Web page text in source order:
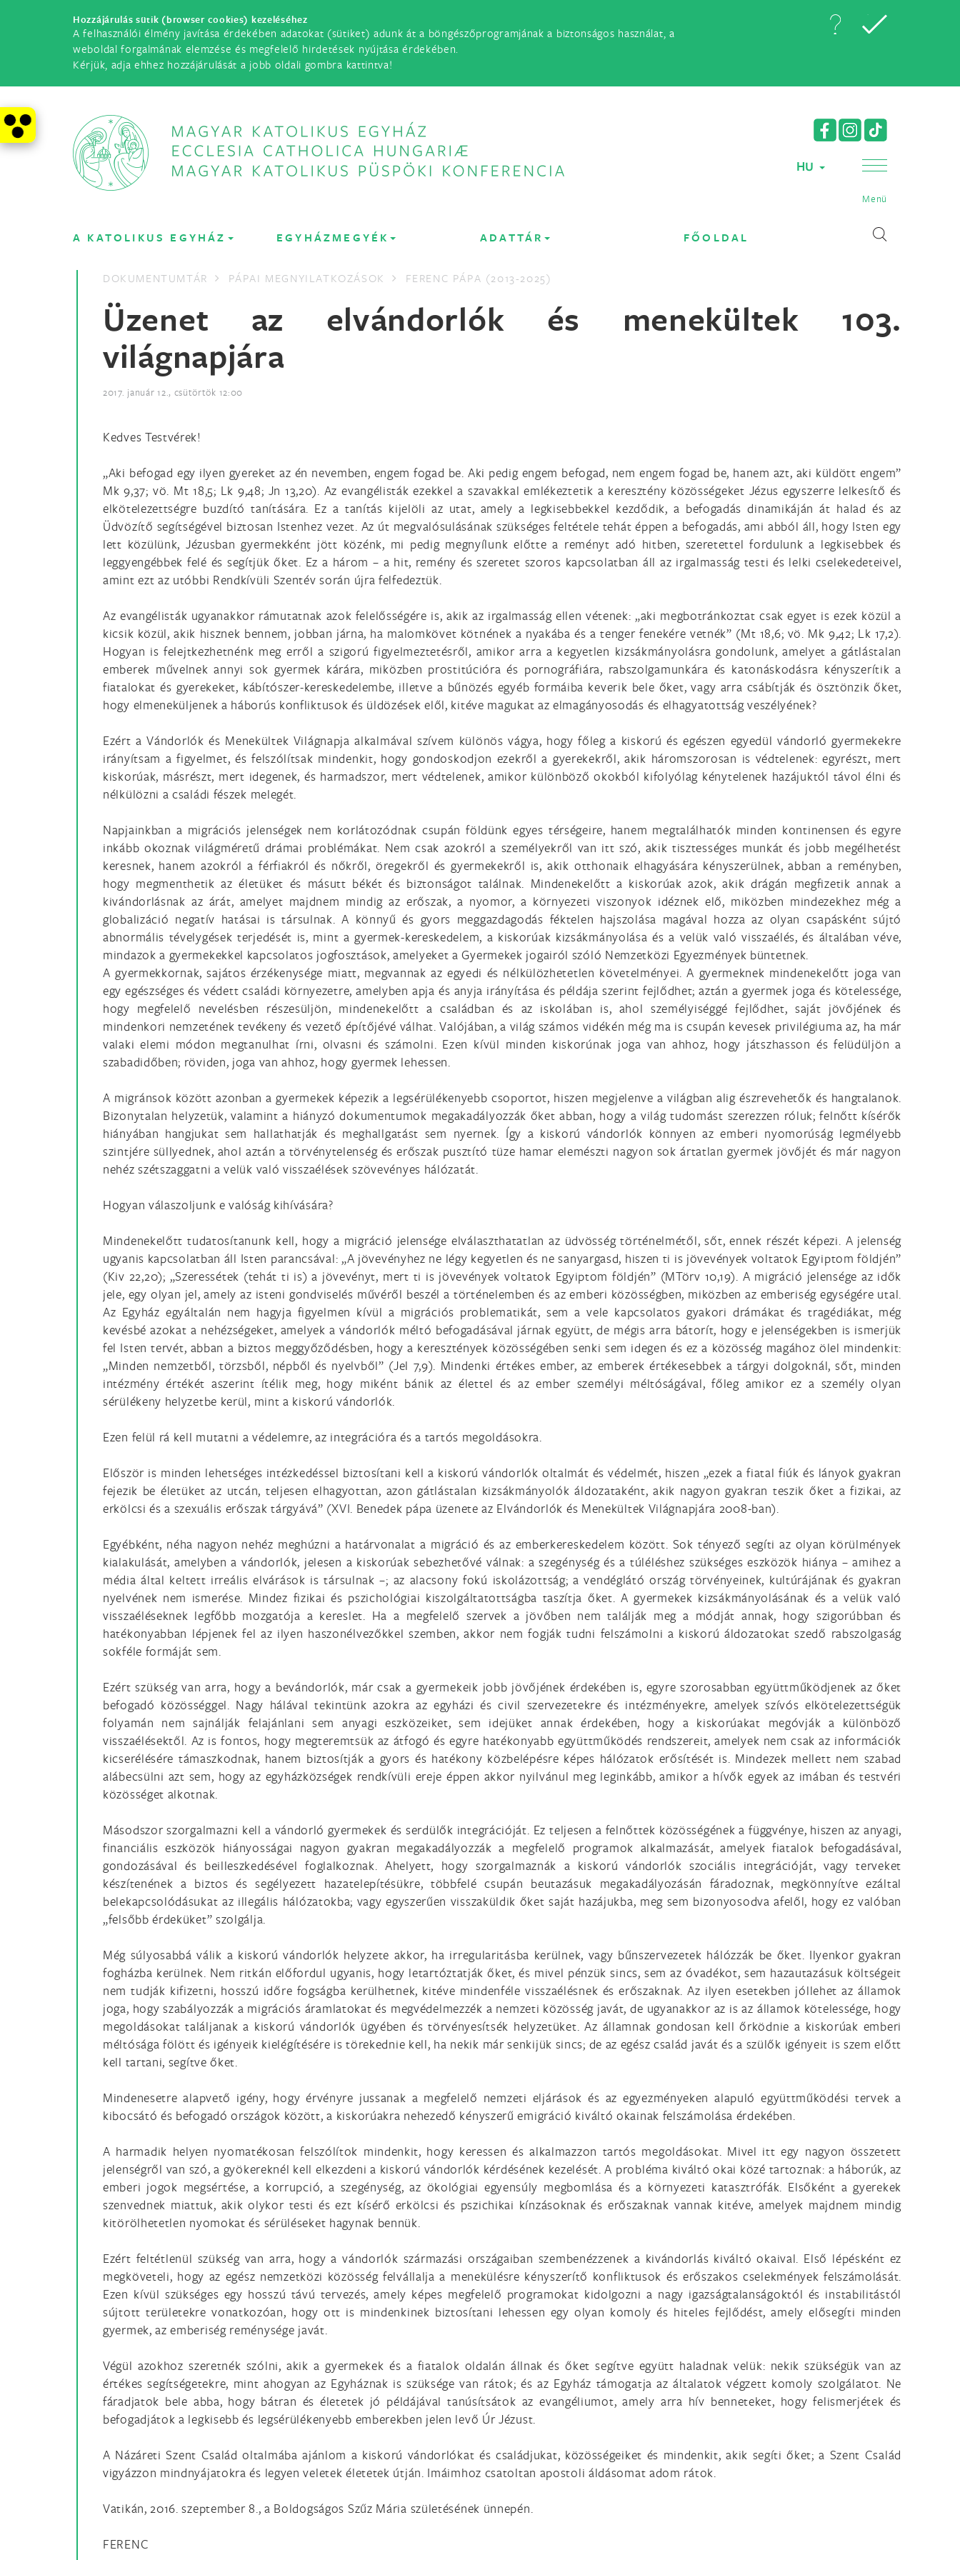
Hozzájárulás sütik (browser cookies) kezeléséhez
A felhasználói élmény javítása érdekében adatokat (sütiket) adunk át a böngészőprogramjának a biztonságos használat, a
weboldal forgalmának elemzése és megfelelő hirdetések nyújtása érdekében.
Kérjük, adja ehhez hozzájárulását a jobb oldali gombra kattintva!
HU
Menü
A KATOLIKUS EGYHÁZ EGYHÁZMEGYÉK ADATTÁR FŐOLDAL
DOKUMENTUMTÁR PÁPAI MEGNYILATKOZÁSOK FERENC PÁPA (2013-2025)
Üzenet az elvándorlók és menekültek 103.
világnapjára
2017. január 12., csütörtök 12:00
Kedves Testvérek!
„Aki befogad egy ilyen gyereket az én nevemben, engem fogad be. Aki pedig engem befogad, nem engem fogad be, hanem azt, aki küldött engem”
Mk 9,37; vö. Mt 18,5; Lk 9,48; Jn 13,20). Az evangélisták ezekkel a szavakkal emlékeztetik a keresztény közösségeket Jézus egyszerre lelkesítő és
elkötelezettségre buzdító tanítására. Ez a tanítás kijelöli az utat, amely a legkisebbekkel kezdődik, a befogadás dinamikáján át halad és az
Üdvözítő segítségével biztosan Istenhez vezet. Az út megvalósulásának szükséges feltétele tehát éppen a befogadás, ami abból áll, hogy Isten egy
lett közülünk, Jézusban gyermekként jött közénk, mi pedig megnyílunk előtte a reményt adó hitben, szeretettel fordulunk a legkisebbek és
leggyengébbek felé és segítjük őket. Ez a három – a hit, remény és szeretet szoros kapcsolatban áll az irgalmasság testi és lelki cselekedeteivel,
amint ezt az utóbbi Rendkívüli Szentév során újra felfedeztük.
Az evangélisták ugyanakkor rámutatnak azok felelősségére is, akik az irgalmasság ellen vétenek: „aki megbotránkoztat csak egyet is ezek közül a
kicsik közül, akik hisznek bennem, jobban járna, ha malomkövet kötnének a nyakába és a tenger fenekére vetnék” (Mt 18,6; vö. Mk 9,42; Lk 17,2).
Hogyan is felejtkezhetnénk meg erről a szigorú figyelmeztetésről, amikor arra a kegyetlen kizsákmányolásra gondolunk, amelyet a gátlástalan
emberek művelnek annyi sok gyermek kárára, miközben prostitúcióra és pornográfiára, rabszolgamunkára és katonáskodásra kényszerítik a
fiatalokat és gyerekeket, kábítószer-kereskedelembe, illetve a bűnözés egyéb formáiba keverik bele őket, vagy arra csábítják és ösztönzik őket,
hogy elmeneküljenek a háborús konfliktusok és üldözések elől, kitéve magukat az elmagányosodás és elhagyatottság veszélyének?
Ezért a Vándorlók és Menekültek Világnapja alkalmával szívem különös vágya, hogy főleg a kiskorú és egészen egyedül vándorló gyermekekre
irányítsam a figyelmet, és felszólítsak mindenkit, hogy gondoskodjon ezekről a gyerekekről, akik háromszorosan is védtelenek: egyrészt, mert
kiskorúak, másrészt, mert idegenek, és harmadszor, mert védtelenek, amikor különböző okokból kifolyólag kénytelenek hazájuktól távol élni és
nélkülözni a családi fészek melegét.
Napjainkban a migrációs jelenségek nem korlátozódnak csupán földünk egyes térségeire, hanem megtalálhatók minden kontinensen és egyre
inkább okoznak világméretű drámai problémákat. Nem csak azokról a személyekről van itt szó, akik tisztességes munkát és jobb megélhetést
keresnek, hanem azokról a férfiakról és nőkről, öregekről és gyermekekről is, akik otthonaik elhagyására kényszerülnek, abban a reményben,
hogy megmenthetik az életüket és másutt békét és biztonságot találnak. Mindenekelőtt a kiskorúak azok, akik drágán megfizetik annak a
kivándorlásnak az árát, amelyet majdnem mindig az erőszak, a nyomor, a környezeti viszonyok idéznek elő, miközben mindezekhez még a
globalizáció negatív hatásai is társulnak. A könnyű és gyors meggazdagodás féktelen hajszolása magával hozza az olyan csapásként sújtó
abnormális tévelygések terjedését is, mint a gyermek-kereskedelem, a kiskorúak kizsákmányolása és a velük való visszaélés, és általában véve,
mindazok a gyermekekkel kapcsolatos jogfosztások, amelyeket a Gyermekek jogairól szóló Nemzetközi Egyezmények büntetnek.
A gyermekkornak, sajátos érzékenysége miatt, megvannak az egyedi és nélkülözhetetlen követelményei. A gyermeknek mindenekelőtt joga van
egy egészséges és védett családi környezetre, amelyben apja és anyja irányítása és példája szerint fejlődhet; aztán a gyermek joga és kötelessége,
hogy megfelelő nevelésben részesüljön, mindenekelőtt a családban és az iskolában is, ahol személyiséggé fejlődhet, saját jövőjének és
mindenkori nemzetének tevékeny és vezető építőjévé válhat. Valójában, a világ számos vidékén még ma is csupán kevesek privilégiuma az, ha már
valaki elemi módon megtanulhat írni, olvasni és számolni. Ezen kívül minden kiskorúnak joga van ahhoz, hogy játszhasson és felüdüljön a
szabadidőben; röviden, joga van ahhoz, hogy gyermek lehessen.
A migránsok között azonban a gyermekek képezik a legsérülékenyebb csoportot, hiszen megjelenve a világban alig észrevehetők és hangtalanok.
Bizonytalan helyzetük, valamint a hiányzó dokumentumok megakadályozzák őket abban, hogy a világ tudomást szerezzen róluk; felnőtt kísérők
hiányában hangjukat sem hallathatják és meghallgatást sem nyernek. Így a kiskorú vándorlók könnyen az emberi nyomorúság legmélyebb
szintjére süllyednek, ahol aztán a törvénytelenség és erőszak pusztító tüze hamar elemészti nagyon sok ártatlan gyermek jövőjét és már nagyon
nehéz szétszaggatni a velük való visszaélések szövevényes hálózatát.
Hogyan válaszoljunk e valóság kihívására?
Mindenekelőtt tudatosítanunk kell, hogy a migráció jelensége elválaszthatatlan az üdvösség történelmétől, sőt, ennek részét képezi. A jelenség
ugyanis kapcsolatban áll Isten parancsával: „A jövevényhez ne légy kegyetlen és ne sanyargasd, hiszen ti is jövevények voltatok Egyiptom földjén”
(Kiv 22,20); „Szeressétek (tehát ti is) a jövevényt, mert ti is jövevények voltatok Egyiptom földjén” (MTörv 10,19). A migráció jelensége az idők
jele, egy olyan jel, amely az isteni gondviselés művéről beszél a történelemben és az emberi közösségben, miközben az emberiség egységére utal.
Az Egyház egyáltalán nem hagyja figyelmen kívül a migrációs problematikát, sem a vele kapcsolatos gyakori drámákat és tragédiákat, még
kevésbé azokat a nehézségeket, amelyek a vándorlók méltó befogadásával járnak együtt, de mégis arra bátorít, hogy e jelenségekben is ismerjük
fel Isten tervét, abban a biztos meggyőződésben, hogy a keresztények közösségében senki sem idegen és ez a közösség magához ölel mindenkit:
„Minden nemzetből, törzsből, népből és nyelvből” (Jel 7,9). Mindenki értékes ember, az emberek értékesebbek a tárgyi dolgoknál, sőt, minden
intézmény értékét aszerint ítélik meg, hogy miként bánik az élettel és az ember személyi méltóságával, főleg amikor ez a személy olyan
sérülékeny helyzetbe kerül, mint a kiskorú vándorlók.
Ezen felül rá kell mutatni a védelemre, az integrációra és a tartós megoldásokra.
Először is minden lehetséges intézkedéssel biztosítani kell a kiskorú vándorlók oltalmát és védelmét, hiszen „ezek a fiatal fiúk és lányok gyakran
fejezik be életüket az utcán, teljesen elhagyottan, azon gátlástalan kizsákmányolók áldozataként, akik nagyon gyakran teszik őket a fizikai, az
erkölcsi és a szexuális erőszak tárgyává” (XVI. Benedek pápa üzenete az Elvándorlók és Menekültek Világnapjára 2008-ban).
Egyébként, néha nagyon nehéz meghúzni a határvonalat a migráció és az emberkereskedelem között. Sok tényező segíti az olyan körülmények
kialakulását, amelyben a vándorlók, jelesen a kiskorúak sebezhetővé válnak: a szegénység és a túléléshez szükséges eszközök hiánya – amihez a
média által keltett irreális elvárások is társulnak –; az alacsony fokú iskolázottság; a vendéglátó ország törvényeinek, kultúrájának és gyakran
nyelvének nem ismerése. Mindez fizikai és pszichológiai kiszolgáltatottságba taszítja őket. A gyermekek kizsákmányolásának és a velük való
visszaéléseknek legfőbb mozgatója a kereslet. Ha a megfelelő szervek a jövőben nem találják meg a módját annak, hogy szigorúbban és
hatékonyabban lépjenek fel az ilyen haszonélvezőkkel szemben, akkor nem fogják tudni felszámolni a kiskorú áldozatokat szedő rabszolgaság
sokféle formáját sem.
Ezért szükség van arra, hogy a bevándorlók, már csak a gyermekeik jobb jövőjének érdekében is, egyre szorosabban együttműködjenek az őket
befogadó közösséggel. Nagy hálával tekintünk azokra az egyházi és civil szervezetekre és intézményekre, amelyek szívós elkötelezettségük
folyamán nem sajnálják felajánlani sem anyagi eszközeiket, sem idejüket annak érdekében, hogy a kiskorúakat megóvják a különböző
visszaélésektől. Az is fontos, hogy megteremtsük az átfogó és egyre hatékonyabb együttműködés rendszereit, amelyek nem csak az információk
kicserélésére támaszkodnak, hanem biztosítják a gyors és hatékony közbelépésre képes hálózatok erősítését is. Mindezek mellett nem szabad
alábecsülni azt sem, hogy az egyházközségek rendkívüli ereje éppen akkor nyilvánul meg leginkább, amikor a hívők egyek az imában és testvéri
közösséget alkotnak.
Másodszor szorgalmazni kell a vándorló gyermekek és serdülők integrációját. Ez teljesen a felnőttek közösségének a függvénye, hiszen az anyagi,
financiális eszközök hiányosságai nagyon gyakran megakadályozzák a megfelelő programok alkalmazását, amelyek fiatalok befogadásával,
gondozásával és beilleszkedésével foglalkoznak. Ahelyett, hogy szorgalmaznák a kiskorú vándorlók szociális integrációját, vagy terveket
készítenének a biztos és segélyezett hazatelepítésükre, többfelé csupán beutazásuk megakadályozásán fáradoznak, megkönnyítve ezáltal
belekapcsolódásukat az illegális hálózatokba; vagy egyszerűen visszaküldik őket saját hazájukba, meg sem bizonyosodva afelől, hogy ez valóban
„felsőbb érdeküket” szolgálja.
Még súlyosabbá válik a kiskorú vándorlók helyzete akkor, ha irregularitásba kerülnek, vagy bűnszervezetek hálózzák be őket. Ilyenkor gyakran
fogházba kerülnek. Nem ritkán előfordul ugyanis, hogy letartóztatják őket, és mivel pénzük sincs, sem az óvadékot, sem hazautazásuk költségeit
nem tudják kifizetni, hosszú időre fogságba kerülhetnek, kitéve mindenféle visszaélésnek és erőszaknak. Az ilyen esetekben jóllehet az államok
joga, hogy szabályozzák a migrációs áramlatokat és megvédelmezzék a nemzeti közösség javát, de ugyanakkor az is az államok kötelessége, hogy
megoldásokat találjanak a kiskorú vándorlók ügyében és törvényesítsék helyzetüket. Az államnak gondosan kell őrködnie a kiskorúak emberi
méltósága fölött és igényeik kielégítésére is törekednie kell, ha nekik már senkijük sincs; de az egész család javát és a szülők igényeit is szem előtt
kell tartani, segítve őket.
Mindenesetre alapvető igény, hogy érvényre jussanak a megfelelő nemzeti eljárások és az egyezményeken alapuló együttműködési tervek a
kibocsátó és befogadó országok között, a kiskorúakra nehezedő kényszerű emigráció kiváltó okainak felszámolása érdekében.
A harmadik helyen nyomatékosan felszólítok mindenkit, hogy keressen és alkalmazzon tartós megoldásokat. Mivel itt egy nagyon összetett
jelenségről van szó, a gyökereknél kell elkezdeni a kiskorú vándorlók kérdésének kezelését. A probléma kiváltó okai közé tartoznak: a háborúk, az
emberi jogok megsértése, a korrupció, a szegénység, az ökológiai egyensúly megbomlása és a környezeti katasztrófák. Elsőként a gyerekek
szenvednek miattuk, akik olykor testi és ezt kísérő erkölcsi és pszichikai kínzásoknak és erőszaknak vannak kitéve, amelyek majdnem mindig
kitörölhetetlen nyomokat és sérüléseket hagynak bennük.
Ezért feltétlenül szükség van arra, hogy a vándorlók származási országaiban szembenézzenek a kivándorlás kiváltó okaival. Első lépésként ez
megköveteli, hogy az egész nemzetközi közösség felvállalja a menekülésre kényszerítő konfliktusok és erőszakos cselekmények felszámolását.
Ezen kívül szükséges egy hosszú távú tervezés, amely képes megfelelő programokat kidolgozni a nagy igazságtalanságoktól és instabilitástól
sújtott területekre vonatkozóan, hogy ott is mindenkinek biztosítani lehessen egy olyan komoly és hiteles fejlődést, amely elősegíti minden
gyermek, az emberiség reménysége javát.
Végül azokhoz szeretnék szólni, akik a gyermekek és a fiatalok oldalán állnak és őket segítve együtt haladnak velük: nekik szükségük van az
értékes segítségetekre, mint ahogyan az Egyháznak is szüksége van rátok; és az Egyház támogatja az általatok végzett komoly szolgálatot. Ne
fáradjatok bele abba, hogy bátran és életetek jó példájával tanúsítsátok az evangéliumot, amely arra hív benneteket, hogy felismerjétek és
befogadjátok a legkisebb és legsérülékenyebb emberekben jelen levő Úr Jézust.
A Názáreti Szent Család oltalmába ajánlom a kiskorú vándorlókat és családjukat, közösségeiket és mindenkit, akik segíti őket; a Szent Család
vigyázzon mindnyájatokra és legyen veletek életetek útján. Imáimhoz csatoltan apostoli áldásomat adom rátok.
Vatikán, 2016. szeptember 8., a Boldogságos Szűz Mária születésének ünnepén.
FERENC